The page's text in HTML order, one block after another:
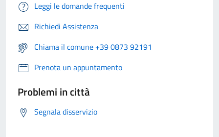
Leggi le domande frequenti
Richiedi Assistenza
Chiama il comune +39 0873 92191
Prenota un appuntamento
Problemi in città
Segnala disservizio